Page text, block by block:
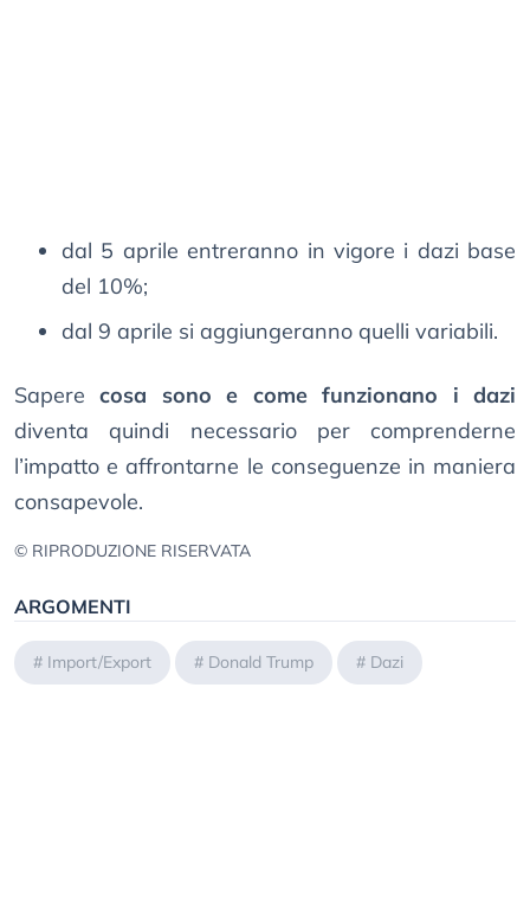
dal 5 aprile entreranno in vigore i dazi base
del 10%;
dal 9 aprile si aggiungeranno quelli variabili.
Saperecosa sono e come funzionano i dazi
diventa quindi necessario per comprenderne
l’impatto e affrontarne le conseguenze in maniera
consapevole.
© RIPRODUZIONE RISERVATA
ARGOMENTI
# Import/Export # Donald Trump # Dazi